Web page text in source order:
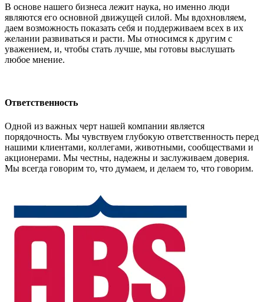
В основе нашего бизнеса лежит наука, но именно люди
являются его основной движущей силой. Мы вдохновляем,
даем возможность показать себя и поддерживаем всех в их
желании развиваться и расти. Мы относимся к другим с
уважением, и, чтобы стать лучше, мы готовы выслушать
любое мнение.
Ответственность
Одной из важных черт нашей компании является
порядочность. Мы чувствуем глубокую ответственность перед
нашими клиентами, коллегами, животными, сообществами и
акционерами. Мы честны, надежны и заслуживаем доверия.
Мы всегда говорим то, что думаем, и делаем то, что говорим.